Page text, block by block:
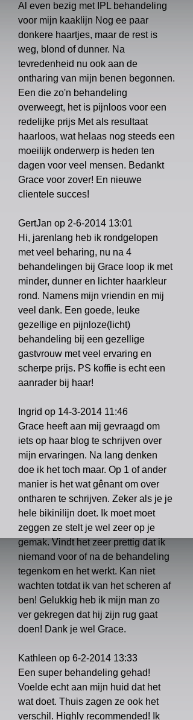
Al even bezig met IPL behandeling
voor mijn kaaklijn Nog ee paar
donkere haartjes, maar de rest is
weg, blond of dunner. Na
tevredenheid nu ook aan de
ontharing van mijn benen begonnen.
Een die zo'n behandeling
overweegt, het is pijnloos voor een
redelijke prijs Met als resultaat
haarloos, wat helaas nog steeds een
moeilijk onderwerp is heden ten
dagen voor veel mensen. Bedankt
Grace voor zover! En nieuwe
clientele succes!
GertJan op 2-6-2014 13:01
Hi, jarenlang heb ik rondgelopen
met veel beharing, nu na 4
behandelingen bij Grace loop ik met
minder, dunner en lichter haarkleur
rond. Namens mijn vriendin en mij
veel dank. Een goede, leuke
gezellige en pijnloze(licht)
behandeling bij een gezellige
gastvrouw met veel ervaring en
scherpe prijs. PS koffie is echt een
aanrader bij haar!
Ingrid op 14-3-2014 11:46
Grace heeft aan mij gevraagd om
iets op haar blog te schrijven over
mijn ervaringen. Na lang denken
doe ik het toch maar. Op 1 of ander
manier is het wat gênant om over
ontharen te schrijven. Zeker als je je
hele bikinilijn doet. Ik moet moet
zeggen ze stelt je wel zeer op je
gemak. Vindt het zeer prettig dat ik
niemand voor of na de behandeling
tegenkom en het werkt. Kan niet
wachten totdat ik van het scheren af
ben! Gelukkig heb ik mijn man zo
ver gekregen dat hij zijn rug gaat
doen! Dank je wel Grace.
Kathleen op 6-2-2014 13:33
Een super behandeling gehad!
Voelde echt aan mijn huid dat het
wat doet. Thuis zagen ze ook het
verschil. Highly recommended! Ik